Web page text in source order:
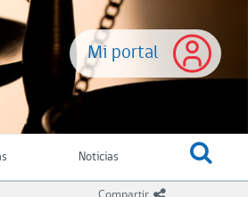
Mi portal
Noticias
Compartir icono